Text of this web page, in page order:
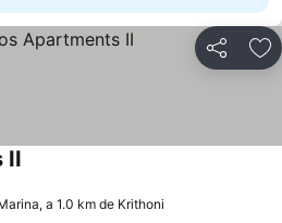
Partilhar
II
a 1.0 km de Krithoni